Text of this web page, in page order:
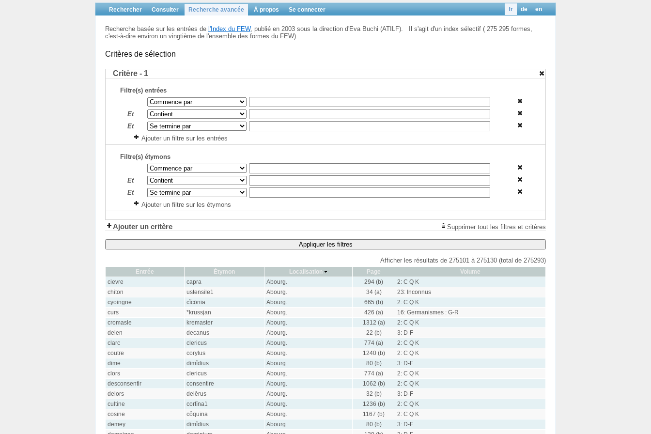
Rechercher Consulter Recherche avancée À propos Se connecter en
de
fr
Recherche basée sur les entrées de l'Index du FEW, publié en 2003 sous la direction d'Eva Buchi (ATILF). Il s'agit d'un index sélectif ( 275 295 formes,
c'est-à-dire environ un vingtième de l'ensemble des formes du FEW).
Critères de sélection
Critère - 1
Filtre(s) entrées
Et
Et
Ajouter un filtre sur les entrées
Filtre(s) étymons
Et
Et
Ajouter un filtre sur les étymons
Ajouter un critère Supprimer tout les filtres et critères
Appliquer les filtres
Afficher les résultats de 275101 à 275130 (total de 275293)
Entrée Étymon Localisation Page
Volume
cievre
capra Abourg. 294 (b)
2: C Q K
chiton
ustensile1 Abourg. 34 (a)
23: Inconnus
cyoingne
cĭcōnia Abourg. 665 (b)
2: C Q K
curs
*krussjan Abourg. 426 (a)
16: Germanismes : G-R
cromasle
kremaster Abourg. 1312 (a)
2: C Q K
deien
decanus Abourg. 22 (b)
3: D-F
clarc
clericus Abourg. 774 (a)
2: C Q K
coutre
corylus Abourg. 1240 (b)
2: C Q K
dime
dimĭdius Abourg. 80 (b)
3: D-F
clors
clericus Abourg. 774 (a)
2: C Q K
desconsentir
consentire Abourg. 1062 (b)
2: C Q K
delors
delērus Abourg. 32 (b)
3: D-F
cultine
cortīna1 Abourg. 1236 (b)
2: C Q K
cosine
cŏquīna Abourg. 1167 (b)
2: C Q K
demey
dimĭdius Abourg. 80 (b)
3: D-F